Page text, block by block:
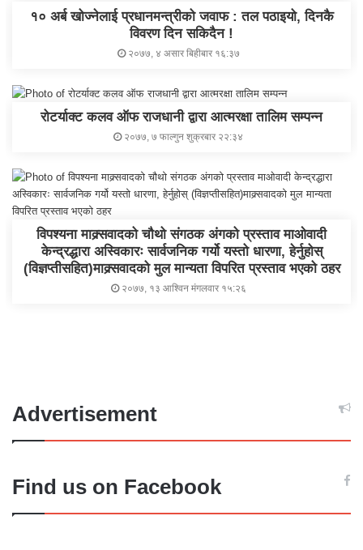
१० अर्ब खोज्नेलाई प्रधानमन्त्रीको जवाफ : तल पठाइयो, दिनकै
विवरण दिन सकिदैन !
२०७७, ४ असार बिहीबार १६:३७
रोटर्याक्ट कलव ऑफ राजधानी द्वारा आत्मरक्षा तालिम सम्पन्न
२०७७, ७ फाल्गुन शुक्रबार २२:३४
विपश्यना माक्र्सवादको चौथो संगठक अंगको प्रस्ताव माओवादी
केन्द्रद्धारा अस्विकारः सार्वजनिक गर्यो यस्तो धारणा, हेर्नुहोस्
(विज्ञप्तीसहित)माक्र्सवादको मुल मान्यता विपरित प्रस्ताव भएको ठहर
२०७७, १३ आश्विन मंगलवार १५:२६
Advertisement
Find us on Facebook